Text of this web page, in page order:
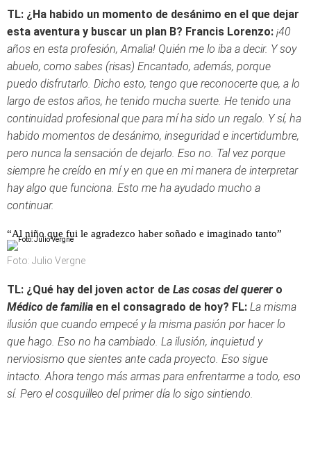
TL: ¿Ha habido un momento de desánimo en el que dejar
esta aventura y buscar un plan B? Francis Lorenzo: ¡40
años en esta profesión, Amalia! Quién me lo iba a decir. Y soy
abuelo, como sabes (risas) Encantado, además, porque
puedo disfrutarlo. Dicho esto, tengo que reconocerte que, a lo
largo de estos años, he tenido mucha suerte. He tenido una
continuidad profesional que para mí ha sido un regalo. Y sí, ha
habido momentos de desánimo, inseguridad e incertidumbre,
pero nunca la sensación de dejarlo. Eso no. Tal vez porque
siempre he creído en mí y en que en mi manera de interpretar
hay algo que funciona. Esto me ha ayudado mucho a
continuar.
“Al niño que fui le agradezco haber soñado e imaginado tanto”
Foto: Julio Vergne
TL: ¿Qué hay del joven actor de Las cosas del querer o
Médico de familia en el consagrado de hoy? FL: La misma
ilusión que cuando empecé y la misma pasión por hacer lo
que hago. Eso no ha cambiado. La ilusión, inquietud y
nerviosismo que sientes ante cada proyecto. Eso sigue
intacto. Ahora tengo más armas para enfrentarme a todo, eso
sí. Pero el cosquilleo del primer día lo sigo sintiendo.